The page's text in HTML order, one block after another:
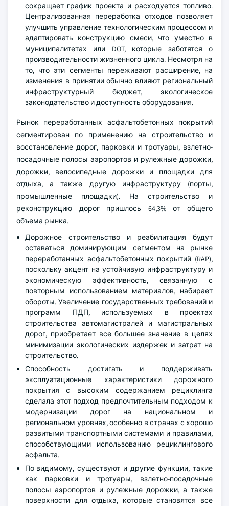
сокращает график проекта и расходуется топливо.
Централизованная переработка отходов позволяет
улучшить управление технологическим процессом и
адаптировать конструкцию смеси, что уместно в
муниципалитетах или DOT, которые заботятся о
производительности жизненного цикла. Несмотря на
то, что эти сегменты переживают расширение, на
изменения в принятии обычно влияют региональный
инфраструктурный бюджет, экологическое
законодательство и доступность оборудования.
Рынок переработанных асфальтобетонных покрытий
сегментирован по применению на строительство и
восстановление дорог, парковки и тротуары, взлетно-
посадочные полосы аэропортов и рулежные дорожки,
дорожки, велосипедные дорожки и площадки для
отдыха, а также другую инфраструктуру (порты,
промышленные площадки). На строительство и
реконструкцию дорог пришлось 64,3% от общего
объема рынка.
Дорожное строительство и реабилитация будут
оставаться доминирующим сегментом на рынке
переработанных асфальтобетонных покрытий (RAP),
поскольку акцент на устойчивую инфраструктуру и
экономическую эффективность, связанную с
повторным использованием материалов, набирает
обороты. Увеличение государственных требований и
программ ПДП, используемых в проектах
строительства автомагистралей и магистральных
дорог, приобретает все большее значение в целях
минимизации экологических издержек и затрат на
строительство.
Способность достигать и поддерживать
эксплуатационные характеристики дорожного
покрытия с высоким содержанием рециклинга
сделала этот подход предпочтительным подходом к
модернизации дорог на национальном и
региональном уровнях, особенно в странах с хорошо
развитыми транспортными системами и правилами,
способствующими использованию рециклингового
асфальта.
По-видимому, существуют и другие функции, такие
как парковки и тротуары, взлетно-посадочные
полосы аэропортов и рулежные дорожки, а также
поверхности для отдыха, которые становятся все